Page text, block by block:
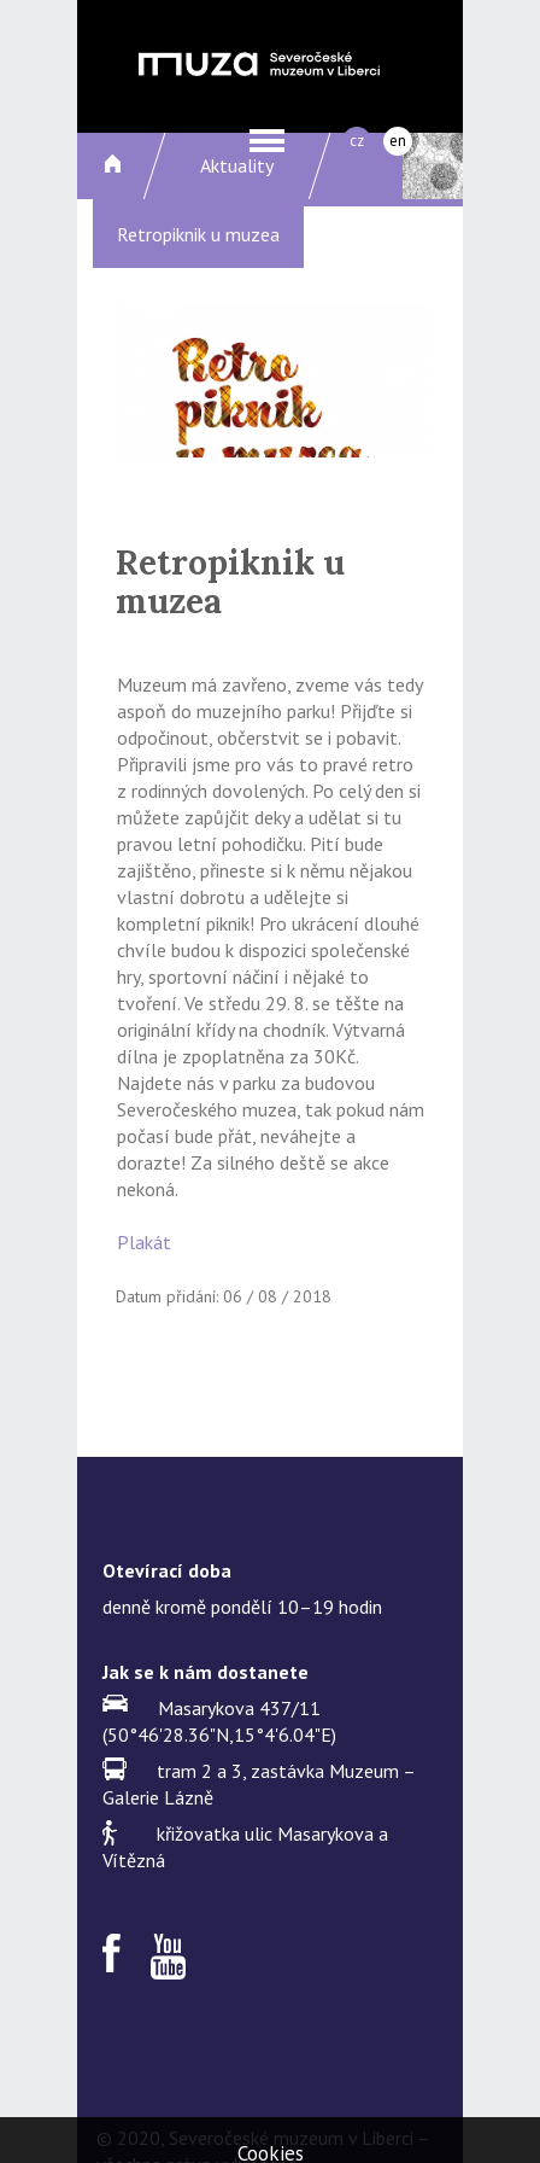
cz en
Aktuality
Retropiknik u muzea
Retropiknik u
muzea
Muzeum má zavřeno, zveme vás tedy
aspoň do muzejního parku! Přijďte si
odpočinout, občerstvit se i pobavit.
Připravili jsme pro vás to pravé retro
z rodinných dovolených. Po celý den si
můžete zapůjčit deky a udělat si tu
pravou letní pohodičku. Pití bude
zajištěno, přineste si k němu nějakou
vlastní dobrotu a udělejte si
kompletní piknik! Pro ukrácení dlouhé
chvíle budou k dispozici společenské
hry, sportovní náčiní i nějaké to
tvoření. Ve středu 29. 8. se těšte na
originální křídy na chodník. Výtvarná
dílna je zpoplatněna za 30Kč.
Najdete nás v parku za budovou
Severočeského muzea, tak pokud nám
počasí bude přát, neváhejte a
dorazte! Za silného deště se akce
nekoná.
Plakát
Datum přidání: 06 / 08 / 2018
Otevírací doba
denně kromě pondělí 10–19 hodin
Jak se k nám dostanete
Masarykova 437/11
(50°46'28.36"N,15°4'6.04"E)
tram 2 a 3, zastávka Muzeum –
Galerie Lázně
křižovatka ulic Masarykova a
Vítězná
© 2020, Severočeské muzeum v Liberci –
Cookies